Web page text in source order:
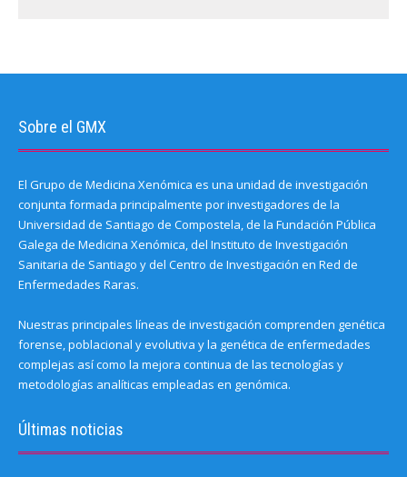
Sobre el GMX
El Grupo de Medicina Xenómica es una unidad de investigación
conjunta formada principalmente por investigadores de la
Universidad de Santiago de Compostela, de la Fundación Pública
Galega de Medicina Xenómica, del Instituto de Investigación
Sanitaria de Santiago y del Centro de Investigación en Red de
Enfermedades Raras.
Nuestras principales líneas de investigación comprenden genética
forense, poblacional y evolutiva y la genética de enfermedades
complejas así como la mejora continua de las tecnologías y
metodologías analíticas empleadas en genómica.
Últimas noticias